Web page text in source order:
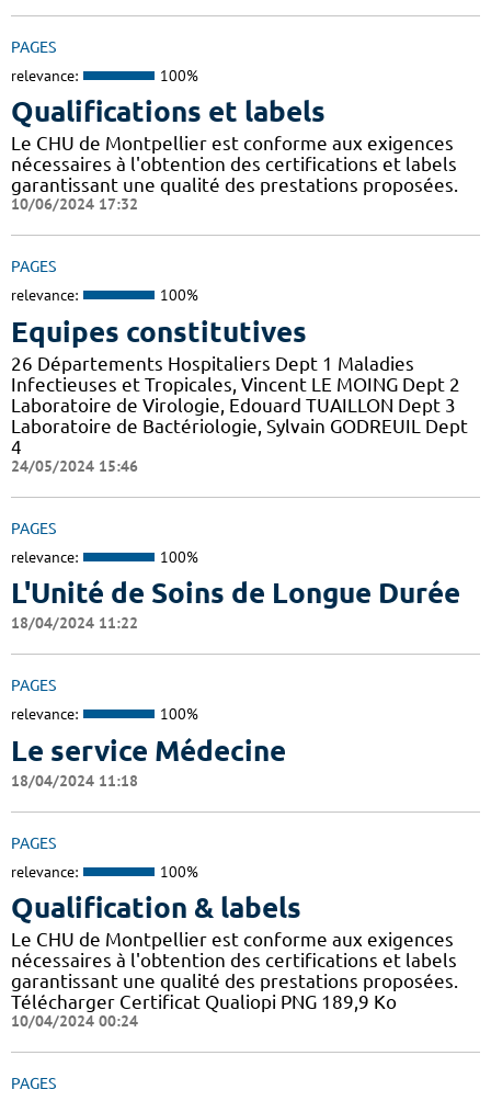
PAGES
relevance: 100%
Qualifications et labels
Le CHU de Montpellier est conforme aux exigences
nécessaires à l'obtention des certifications et labels
garantissant une qualité des prestations proposées.
10/06/2024 17:32
PAGES
relevance: 100%
Equipes constitutives
26 Départements Hospitaliers Dept 1 Maladies
Infectieuses et Tropicales, Vincent LE MOING Dept 2
Laboratoire de Virologie, Edouard TUAILLON Dept 3
Laboratoire de Bactériologie, Sylvain GODREUIL Dept
4
24/05/2024 15:46
PAGES
relevance: 100%
L'Unité de Soins de Longue Durée
18/04/2024 11:22
PAGES
relevance: 100%
Le service Médecine
18/04/2024 11:18
PAGES
relevance: 100%
Qualification & labels
Le CHU de Montpellier est conforme aux exigences
nécessaires à l'obtention des certifications et labels
garantissant une qualité des prestations proposées.
Télécharger Certificat Qualiopi PNG 189,9 Ko
10/04/2024 00:24
PAGES